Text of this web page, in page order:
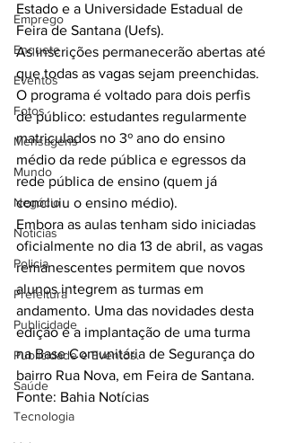
Emprego
Enquete
Eventos
Fotos
Mensagens
Mundo
Negócio
Noticias
Policia
Prefeitura
Publicidade
Publicidade e Eventos.
Saúde
Tecnologia
Estado e a Universidade Estadual de
Feira de Santana (Uefs).
As inscrições permanecerão abertas até
que todas as vagas sejam preenchidas.
O programa é voltado para dois perfis
de público: estudantes regularmente
matriculados no 3º ano do ensino
médio da rede pública e egressos da
rede pública de ensino (quem já
concluiu o ensino médio).
Embora as aulas tenham sido iniciadas
oficialmente no dia 13 de abril, as vagas
remanescentes permitem que novos
alunos integrem as turmas em
andamento. Uma das novidades desta
edição é a implantação de uma turma
na Base Comunitária de Segurança do
bairro Rua Nova, em Feira de Santana.
Fonte: Bahia Notícias